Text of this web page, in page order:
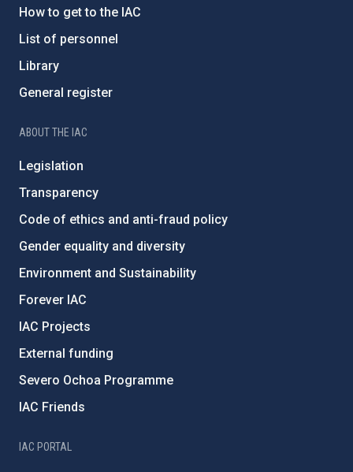
How to get to the IAC
List of personnel
Library
General register
ABOUT THE IAC
Legislation
Transparency
Code of ethics and anti-fraud policy
Gender equality and diversity
Environment and Sustainability
Forever IAC
IAC Projects
External funding
Severo Ochoa Programme
IAC Friends
IAC PORTAL